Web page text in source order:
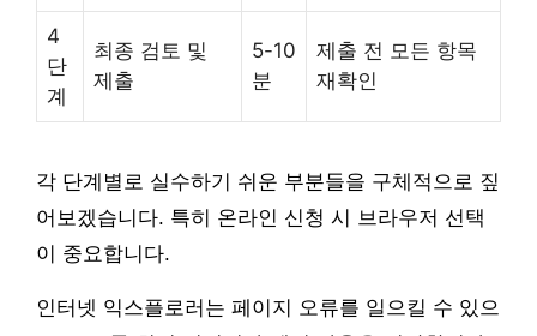
4
단
계
최종 검토 및
제출
5-10
분
제출 전 모든 항목
재확인
각 단계별로 실수하기 쉬운 부분들을 구체적으로 짚
어보겠습니다. 특히 온라인 신청 시 브라우저 선택
이 중요합니다.
인터넷 익스플로러는 페이지 오류를 일으킬 수 있으